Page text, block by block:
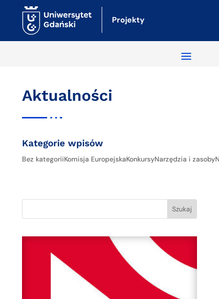
Projekty
Aktualności
Kategorie wpisów
Bez kategoriiKomisja EuropejskaKonkursyNarzędzia i zasoby